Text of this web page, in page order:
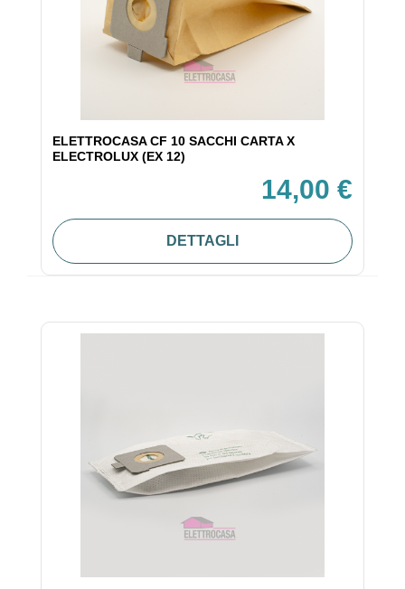
ELETTROCASA CF 10 SACCHI CARTA X
ELECTROLUX (EX 12)
14,00 €
DETTAGLI